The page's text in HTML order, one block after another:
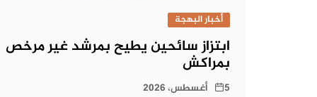
أخبار البهجة
ابتزاز سائحين يطيح بمرشد غير مرخص
بمراكش
5 أغسطس، 2026